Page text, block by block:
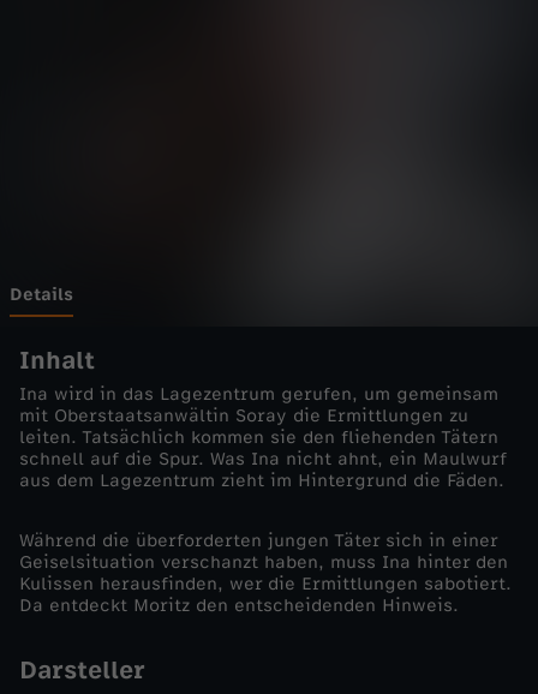
B
e
s
o
n
d
Details
Inhalt
Ina wird in das Lagezentrum gerufen, um gemeinsam
mit Oberstaatsanwältin Soray die Ermittlungen zu
leiten. Tatsächlich kommen sie den fliehenden Tätern
schnell auf die Spur. Was Ina nicht ahnt, ein Maulwurf
aus dem Lagezentrum zieht im Hintergrund die Fäden.
Während die überforderten jungen Täter sich in einer
Geiselsituation verschanzt haben, muss Ina hinter den
Kulissen herausfinden, wer die Ermittlungen sabotiert.
Da entdeckt Moritz den entscheidenden Hinweis.
Darsteller